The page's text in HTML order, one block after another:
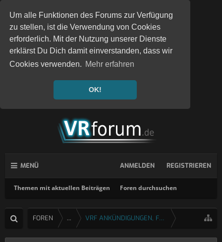
Um alle Funktionen des Forums zur Verfügung
zu stellen, ist die Verwendung von Cookies
erforderlich. Mit der Nutzung unserer Dienste
erklärst Du Dich damit einverstanden, dass wir
Cookies verwenden. Mehr erfahren
OK!
MENÜ
Themen mit aktuellen Beiträgen Foren durchsuchen
ANMELDEN REGISTRIEREN
FOREN ... VRF ANKÜNDIGUNGEN, FEEDBACK & FRAGEN